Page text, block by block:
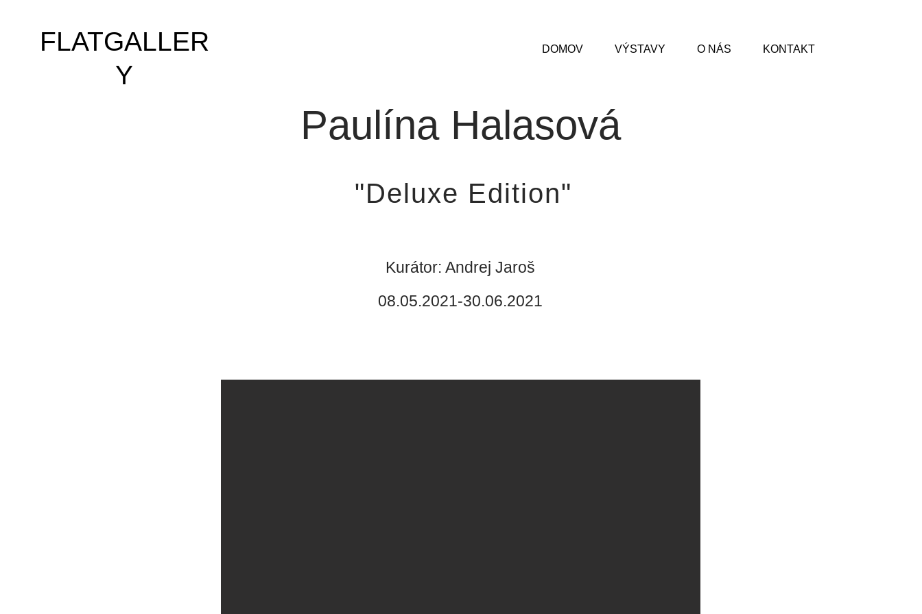
FLATGALLER
Y
DOMOV VÝSTAVY O NÁS KONTAKT
Paulína Halasová
"Deluxe Edition"
Kurátor: Andrej Jaroš
08.05.2021-30.06.2021